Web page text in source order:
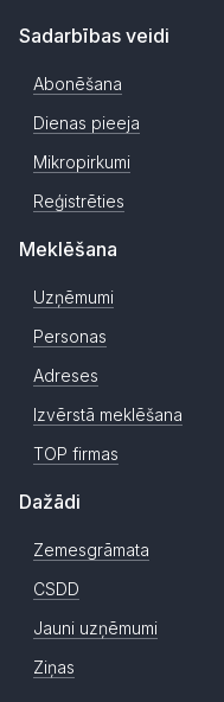
Sadarbības veidi
Abonēšana
Dienas pieeja
Mikropirkumi
Reģistrēties
Meklēšana
Uzņēmumi
Personas
Adreses
Izvērstā meklēšana
TOP firmas
Dažādi
Zemesgrāmata
CSDD
Jauni uzņēmumi
Ziņas